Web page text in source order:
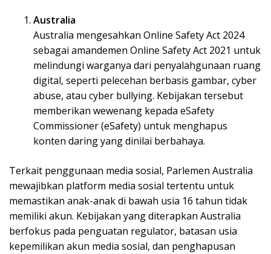
Australia
Australia mengesahkan Online Safety Act 2024
sebagai amandemen Online Safety Act 2021 untuk
melindungi warganya dari penyalahgunaan ruang
digital, seperti pelecehan berbasis gambar, cyber
abuse, atau cyber bullying. Kebijakan tersebut
memberikan wewenang kepada eSafety
Commissioner (eSafety) untuk menghapus
konten daring yang dinilai berbahaya.
Terkait penggunaan media sosial, Parlemen Australia
mewajibkan platform media sosial tertentu untuk
memastikan anak-anak di bawah usia 16 tahun tidak
memiliki akun. Kebijakan yang diterapkan Australia
berfokus pada penguatan regulator, batasan usia
kepemilikan akun media sosial, dan penghapusan